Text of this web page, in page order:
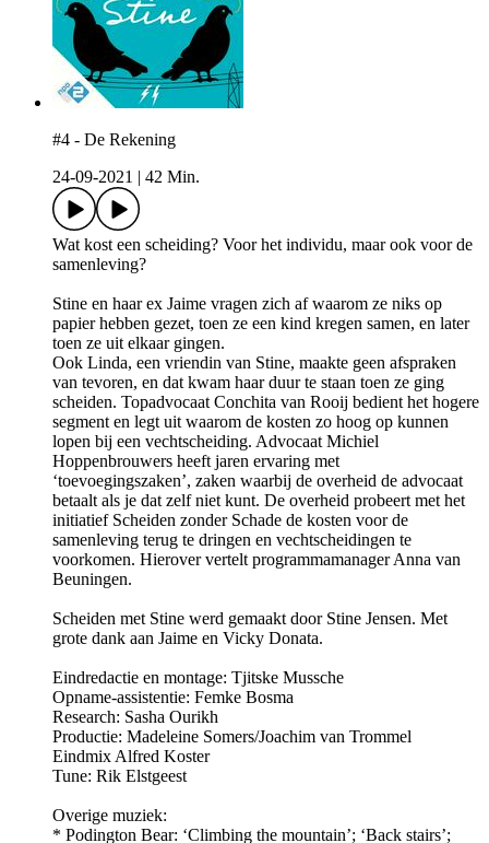
#4 - De Rekening
24-09-2021
42 Min.
Wat kost een scheiding? Voor het individu, maar ook voor de
samenleving?
Stine en haar ex Jaime vragen zich af waarom ze niks op
papier hebben gezet, toen ze een kind kregen samen, en later
toen ze uit elkaar gingen.
Ook Linda, een vriendin van Stine, maakte geen afspraken
van tevoren, en dat kwam haar duur te staan toen ze ging
scheiden. Topadvocaat Conchita van Rooij bedient het hogere
segment en legt uit waarom de kosten zo hoog op kunnen
lopen bij een vechtscheiding. Advocaat Michiel
Hoppenbrouwers heeft jaren ervaring met
‘toevoegingszaken’, zaken waarbij de overheid de advocaat
betaalt als je dat zelf niet kunt. De overheid probeert met het
initiatief Scheiden zonder Schade de kosten voor de
samenleving terug te dringen en vechtscheidingen te
voorkomen. Hierover vertelt programmamanager Anna van
Beuningen.
Scheiden met Stine werd gemaakt door Stine Jensen. Met
grote dank aan Jaime en Vicky Donata.
Eindredactie en montage: Tjitske Mussche
Opname-assistentie: Femke Bosma
Research: Sasha Ourikh
Productie: Madeleine Somers/Joachim van Trommel
Eindmix Alfred Koster
Tune: Rik Elstgeest
Overige muziek:
* Podington Bear: ‘Climbing the mountain’; ‘Back stairs’;